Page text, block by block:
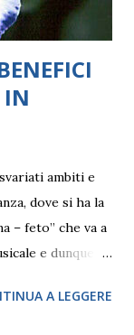
IN
ambiti e
dove si ha la
– feto” che va a
e dunque
un ruolo
A LEGGERE